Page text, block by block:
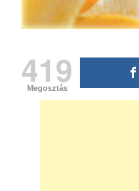
419
Megosztás